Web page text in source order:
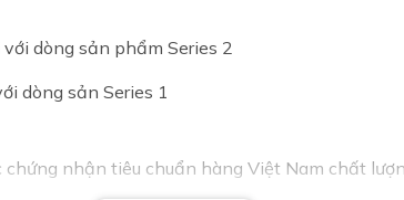
dòng sản phẩm Series 2
dòng sản Series 1
chứng nhận tiêu chuẩn hàng Việt Nam chất